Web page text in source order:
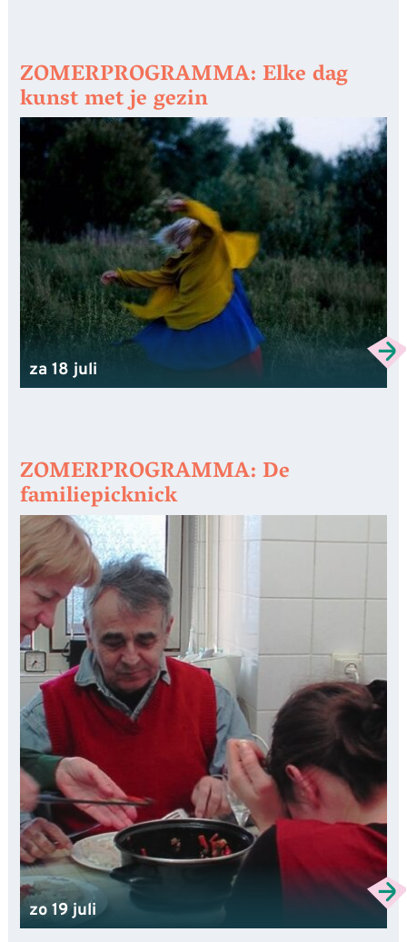
ZOMERPROGRAMMA: Elke dag
kunst met je gezin
za 18 juli
ZOMERPROGRAMMA: De
familiepicknick
zo 19 juli